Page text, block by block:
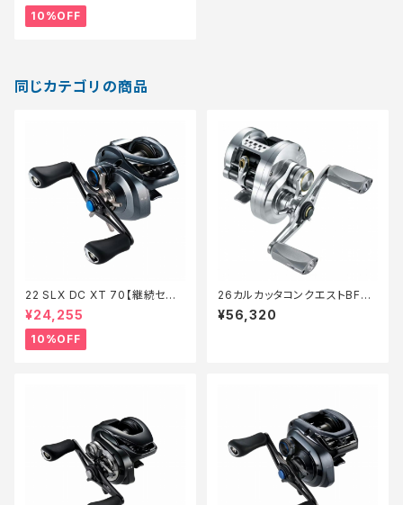
10%OFF
同じカテゴリの商品
22 SLX DC XT 70【継続セー
ル_リール】【10】
¥24,255
10%OFF
26カルカッタコンクエストBFS
LTD XG L
¥56,320